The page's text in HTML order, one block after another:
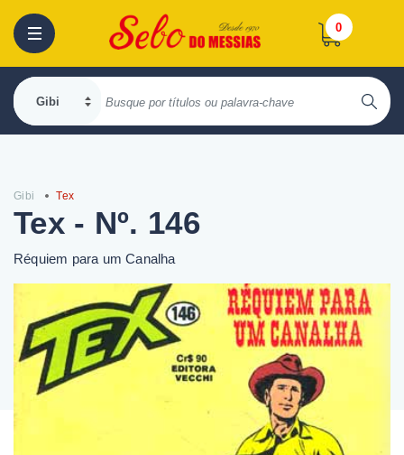
0
Gibi Tex
Tex - Nº. 146
Réquiem para um Canalha